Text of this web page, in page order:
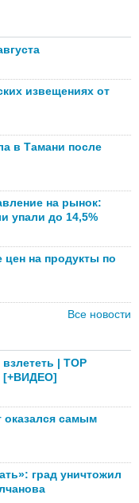
извещениях от
в Тамани после
на рынок:
упали до 14,5%
цен на продукты по
Все новости
| TOP
[+ВИДЕО]
оказался самым
град уничтожил